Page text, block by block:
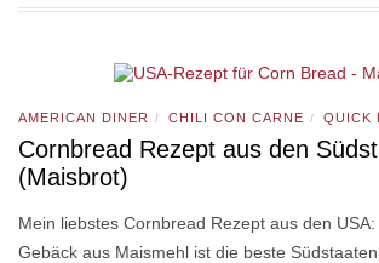
AMERICAN DINER / CHILI CON CARNE / QUICK
Cornbread Rezept aus den
(Maisbrot)
Mein liebstes Cornbread Rezept aus den
Gebäck aus Maismehl ist die beste